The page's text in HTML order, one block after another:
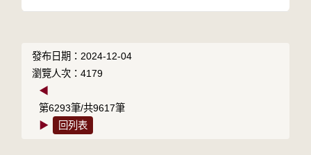
發布日期：2024-12-04
瀏覽人次：4179
◀
第6293筆/共9617筆
▶
回列表